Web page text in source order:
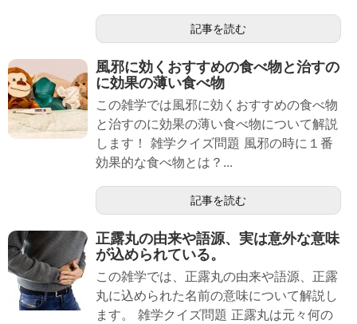
記事を読む
風邪に効くおすすめの食べ物と治すの
に効果の薄い食べ物
この雑学では風邪に効くおすすめの食べ物
と治すのに効果の薄い食べ物について解説
します！ 雑学クイズ問題 風邪の時に１番
効果的な食べ物とは？...
記事を読む
正露丸の由来や語源、実は意外な意味
が込められている。
この雑学では、正露丸の由来や語源、正露
丸に込められた名前の意味について解説し
ます。 雑学クイズ問題 正露丸は元々何の